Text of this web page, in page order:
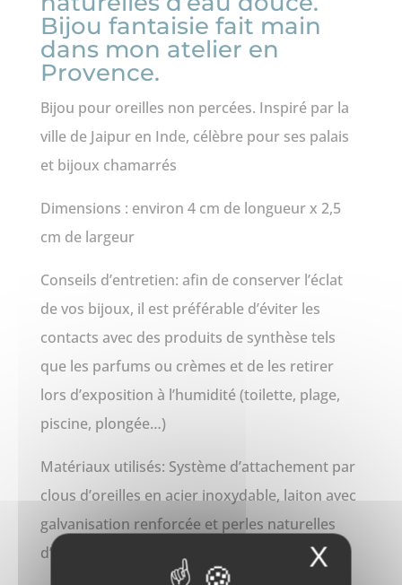
Bijou fantaisie fait main
dans mon atelier en
Provence.
Bijou pour oreilles non percées. Inspiré par la
ville de Jaipur en Inde, célèbre pour ses palais
et bijoux chamarrés
Dimensions : environ 4 cm de longueur x 2,5
cm de largeur
Conseils d’entretien: afin de conserver l’éclat
de vos bijoux, il est préférable d’éviter les
contacts avec des produits de synthèse tels
que les parfums ou crèmes et de les retirer
lors d’exposition à l’humidité (toilette, plage,
piscine, plongée…)
Matériaux utilisés: Système d’attachement par
clous d’oreilles en acier inoxydable, laiton avec
galvanisation renforcée et perles naturelles
d’eau douce
X